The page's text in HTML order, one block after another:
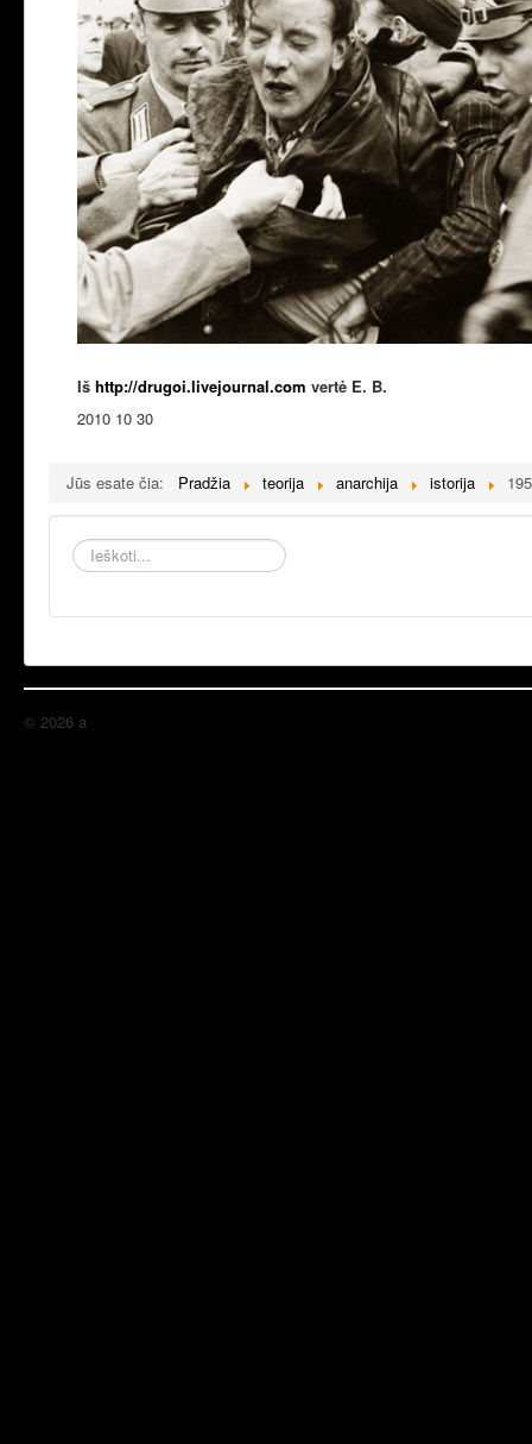
Iš http://drugoi.livejournal.com vertė E. B.
2010 10 30
Jūs esate čia: Pradžia teorija anarchija istorija
Ieškoti...
© 2026 a